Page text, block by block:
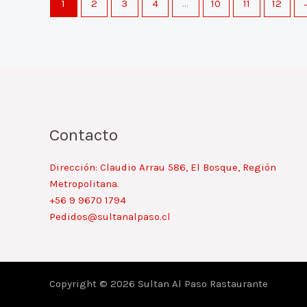
1 2 3 4 … 10 11 12
Contacto
Dirección: Claudio Arrau 586, El Bosque, Región
Metropolitana.
+56 9 9670 1794
Pedidos@sultanalpaso.cl
Copyright © 2026 Sultan Al Paso Rastaurante